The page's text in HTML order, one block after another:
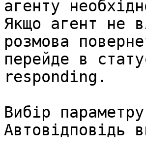
агенту
Якщо агент не
розмова
перейде в
responding.
Вибір
Автовідповідь